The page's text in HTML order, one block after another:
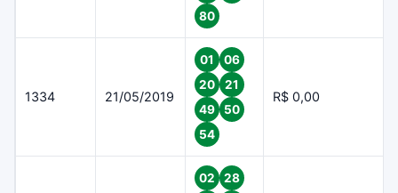
80
1334 21/05/2019
01
06
20
21
49
50
54
R$ 0,00
02
28